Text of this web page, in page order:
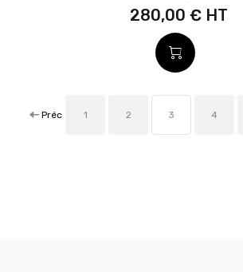
280,00 €
Préc 1 2 3 4